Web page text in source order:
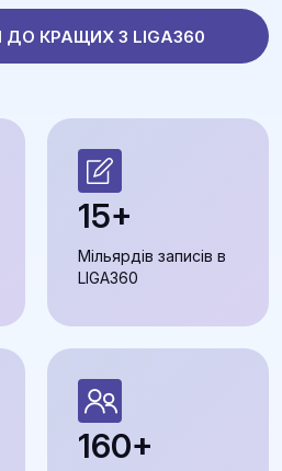
КРАЩИХ З LIGA360
15+
Мільярдів записів в
LIGA360
160+